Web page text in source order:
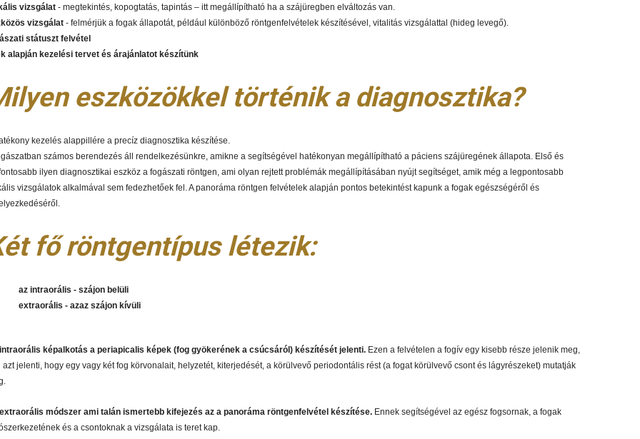
vizsgálat - megtekintés, kopogtatás, tapintás – itt megállípítható ha a szájüregben elváltozás van.
vizsgálat - felmérjük a fogak állapotát, például különböző röntgenfelvételek készítésével, vitalitás vizsgálattal (hideg levegő).
státuszt felvétel
alapján kezelési tervet és árajánlatot készítünk
eszközökkel történik a diagnosztika?
kezelés alappillére a precíz diagnosztika készítése.
számos berendezés áll rendelkezésünkre, amikne a segítségével hatékonyan megállípítható a páciens szájüregének állapota. Első és
ilyen diagnosztikai eszköz a fogászati röntgen, ami olyan rejtett problémák megállípításában nyújt segítséget, amik még a legpontosabb
vizsgálatok alkalmával sem fedezhetőek fel. A panoráma röntgen felvételek alapján pontos betekintést kapunk a fogak egészségéről és
fő röntgentípus létezik:
az intraorális - szájon belüli
extraorális - azaz szájon kívüli
képalkotás a periapicalis képek (fog gyökerének a csúcsáról) készítését jelenti. Ezen a felvételen a fogív egy kisebb része jelenik meg,
azt jelenti, hogy egy vagy két fog körvonalait, helyzetét, kiterjedését, a körülvevő periodontális rést (a fogat körülvevő csont és lágyrészeket) mutatják
módszer ami talán ismertebb kifejezés az a panoráma röntgenfelvétel készítése. Ennek segítségével az egész fogsornak, a fogak
és a csontoknak a vizsgálata is teret kap.